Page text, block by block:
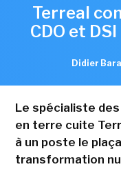
Terreal
CDO et
Didier
Le spécialiste
en terre cuite
à un poste le
transformation